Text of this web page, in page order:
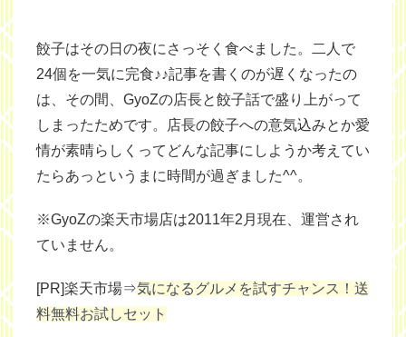
餃子はその日の夜にさっそく食べました。二人で
24個を一気に完食♪♪記事を書くのが遅くなったの
は、その間、GyoZの店長と餃子話で盛り上がって
しまったためです。店長の餃子への意気込みとか愛
情が素晴らしくってどんな記事にしようか考えてい
たらあっというまに時間が過ぎました^^。
※GyoZの楽天市場店は2011年2月現在、運営され
ていません。
[PR]楽天市場⇒気になるグルメを試すチャンス！送
料無料お試しセット